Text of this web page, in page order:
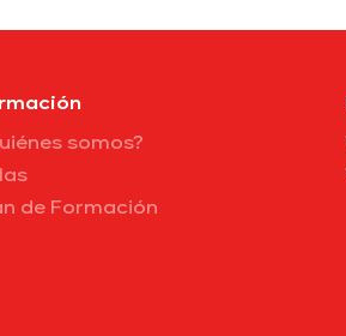
somos?
de Formación